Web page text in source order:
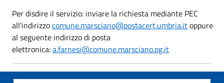
Per disdire il servizio: inviare la richiesta mediante PEC
all'indirizzocomune.marsciano@postacert.umbria.itoppure
al seguente indirizzo di posta
elettronica:a.farnesi@comune.marsciano.pg.it